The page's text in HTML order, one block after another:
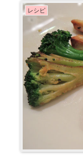
レシピ